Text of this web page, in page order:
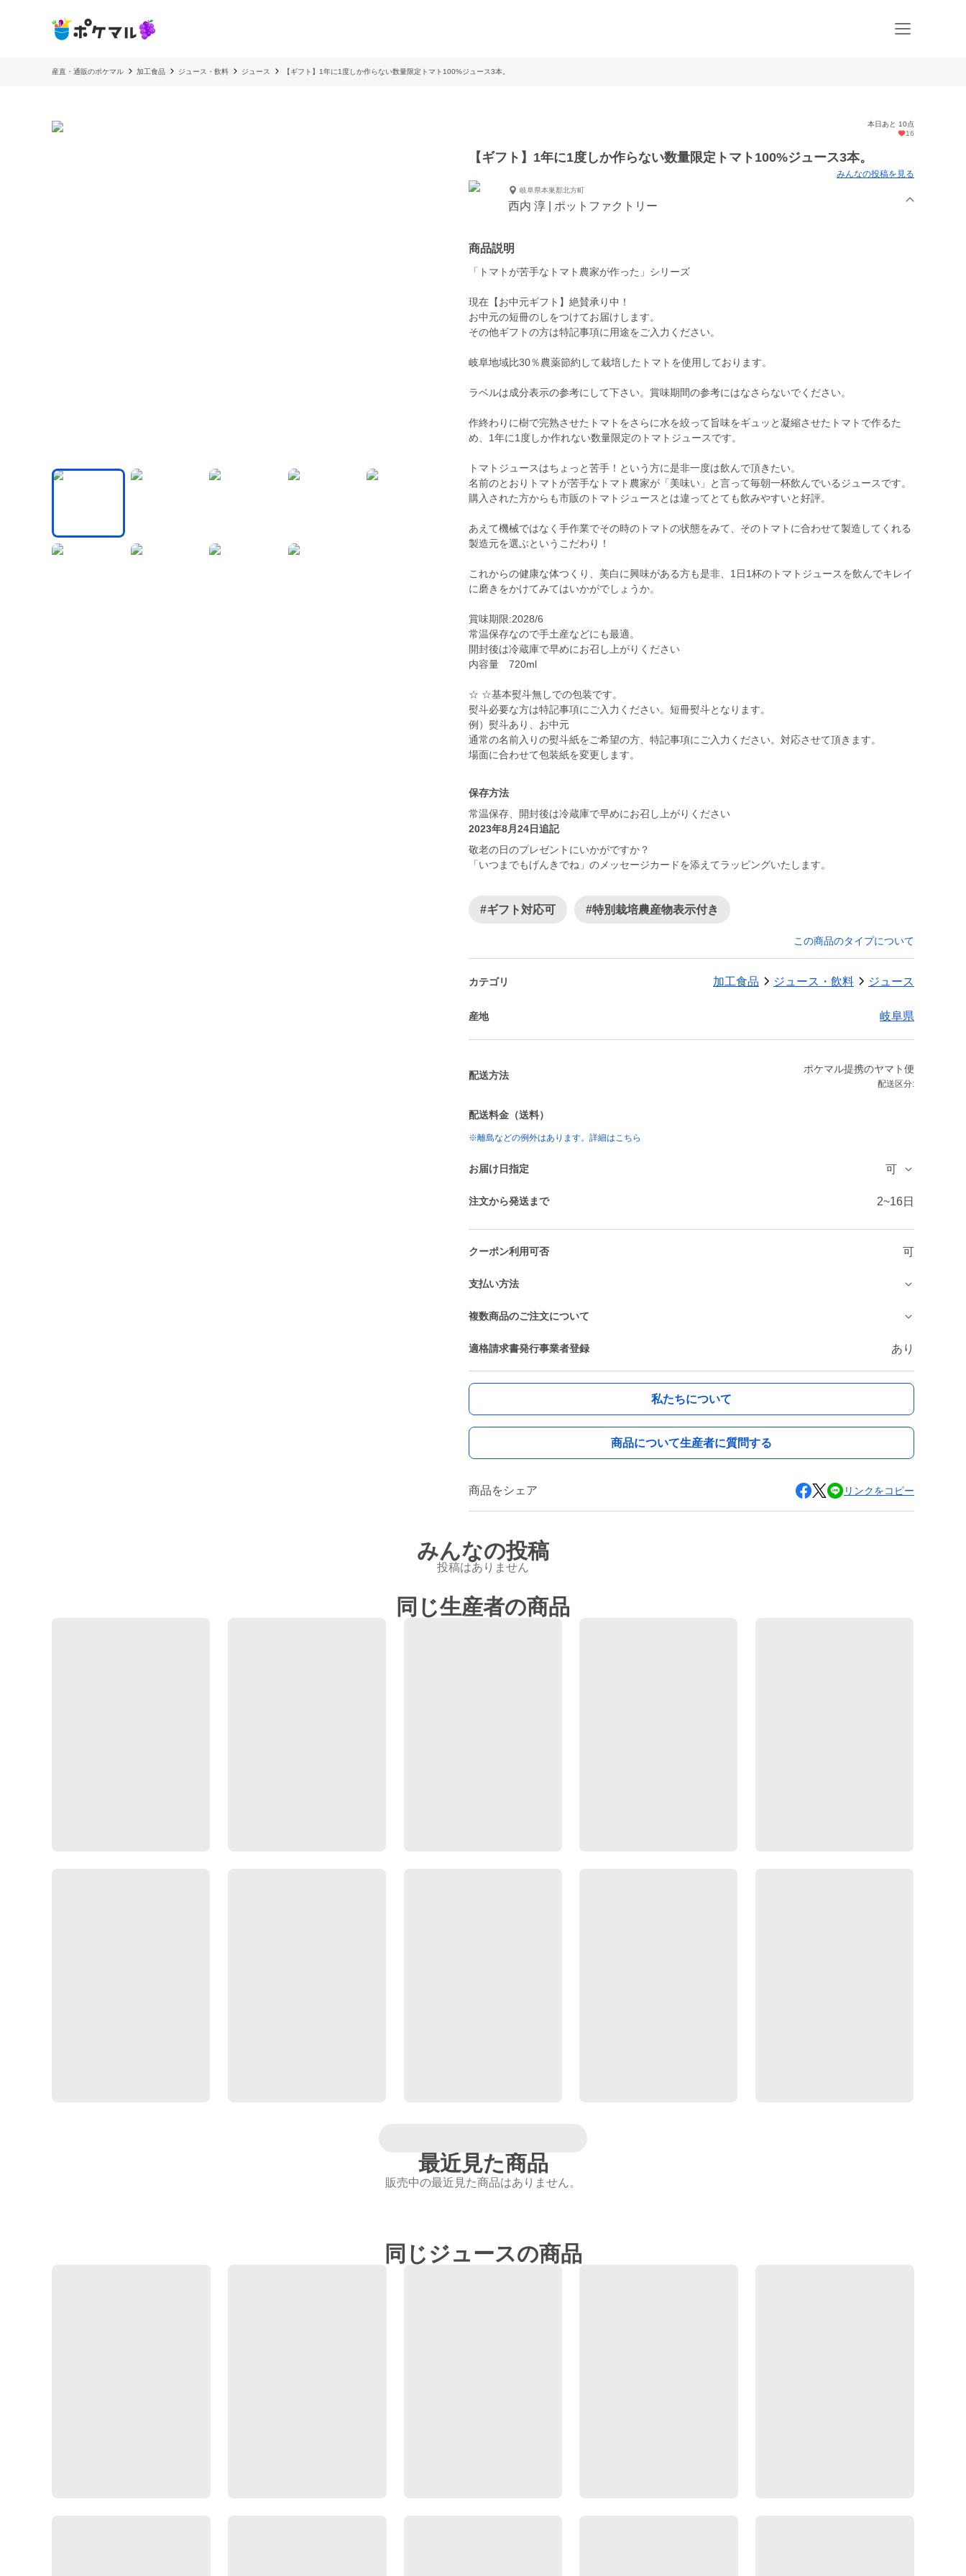
産直・通販のポケマル 加工食品 ジュース・飲料 ジュース 【ギフト】1年に1度しか作らない数量限定トマト100%ジュース3本。
本日あと 10点
16
【ギフト】1年に1度しか作らない数量限定トマト100%ジュース3本。
みんなの投稿を見る
岐阜県本巣郡北方町
西内 淳 | ポットファクトリー
商品説明
「トマトが苦手なトマト農家が作った」シリーズ
現在【お中元ギフト】絶賛承り中！
お中元の短冊のしをつけてお届けします。
その他ギフトの方は特記事項に用途をご入力ください。
岐阜地域比30％農薬節約して栽培したトマトを使用しております。
ラベルは成分表示の参考にして下さい。賞味期間の参考にはなさらないでください。
作終わりに樹で完熟させたトマトをさらに水を絞って旨味をギュッと凝縮させたトマトで作るた
め、1年に1度しか作れない数量限定のトマトジュースです。
トマトジュースはちょっと苦手！という方に是非一度は飲んで頂きたい。
名前のとおりトマトが苦手なトマト農家が「美味い」と言って毎朝一杯飲んでいるジュースです。
購入された方からも市販のトマトジュースとは違ってとても飲みやすいと好評。
あえて機械ではなく手作業でその時のトマトの状態をみて、そのトマトに合わせて製造してくれる
製造元を選ぶというこだわり！
これからの健康な体つくり、美白に興味がある方も是非、1日1杯のトマトジュースを飲んでキレイ
に磨きをかけてみてはいかがでしょうか。
賞味期限:2028/6
常温保存なので手土産などにも最適。
開封後は冷蔵庫で早めにお召し上がりください
内容量 720ml
☆ ☆基本熨斗無しでの包装です。
熨斗必要な方は特記事項にご入力ください。短冊熨斗となります。
例）熨斗あり、お中元
通常の名前入りの熨斗紙をご希望の方、特記事項にご入力ください。対応させて頂きます。
保存方法
2023年8月24日追記
敬老の日のプレゼントにいかがですか？
「いつまでもげんきでね」のメッセージカードを添えてラッピングいたします。
#ギフト対応可 #特別栽培農産物表示付き
この商品のタイプについて
カテゴリ 加工食品 ジュース・飲料 ジュース
産地 岐阜県
配送方法
ポケマル提携のヤマト便
配送区分:
配送料金（送料）
※離島などの例外はあります。詳細はこちら
お届け日指定 可
注文から発送まで 2~16日
クーポン利用可否 可
支払い方法
複数商品のご注文について
適格請求書発行事業者登録 あり
私たちについて
商品について生産者に質問する
商品をシェア リンクをコピー
みんなの投稿
投稿はありません
同じ生産者の商品
最近見た商品
販売中の最近見た商品はありません。
同じジュースの商品